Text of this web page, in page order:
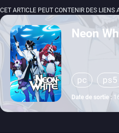
CET ARTICLE PEUT CONTENIR DES LIENS
Neon
pc ps5
Date de sortie :